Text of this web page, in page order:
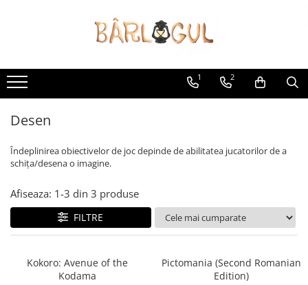
Tipuri
Boardgames
Jocuri cu Carti
Genuri
Jocuri de strategie
Jocuri de familie
Jocuri de cooperare
Jocuri pentru copii
Jocuri pentru adulți
Grupul tău
Protecție cărți
Zaruri
Monezi
1 2
Desen
Îndeplinirea obiectivelor de joc depinde de abilitatea jucatorilor de a
schița/desena o imagine.
Afiseaza: 1-3 din 3 produse
FILTRE
Kokoro: Avenue of the
Kodama
Pictomania (Second Romanian
Edition)